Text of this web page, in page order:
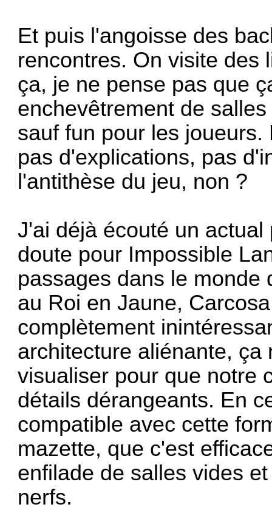
Et puis l'angoisse des
rencontres. On visite des
ça, je ne pense pas que
enchevêtrement de
sauf fun pour les
pas d'explications, pas
l'antithèse du jeu, non ?
J'ai déjà écouté un
doute pour Impossible
passages dans le monde
au Roi en Jaune,
complètement
architecture aliénante,
visualiser pour que notre
détails dérangeants. En
compatible avec cette
mazette, que c'est
enfilade de salles vides
nerfs.